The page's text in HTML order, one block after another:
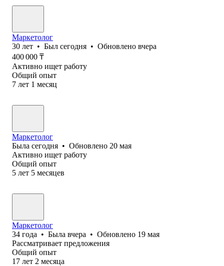
Маркетолог
30 лет • Был сегодня • Обновлено вчера
400 000 ₸
Активно ищет работу
Общий опыт
7 лет 1 месяц
Маркетолог
Была сегодня • Обновлено 20 мая
Активно ищет работу
Общий опыт
5 лет 5 месяцев
Маркетолог
34 года • Была вчера • Обновлено 19 мая
Рассматривает предложения
Общий опыт
17 лет 2 месяца